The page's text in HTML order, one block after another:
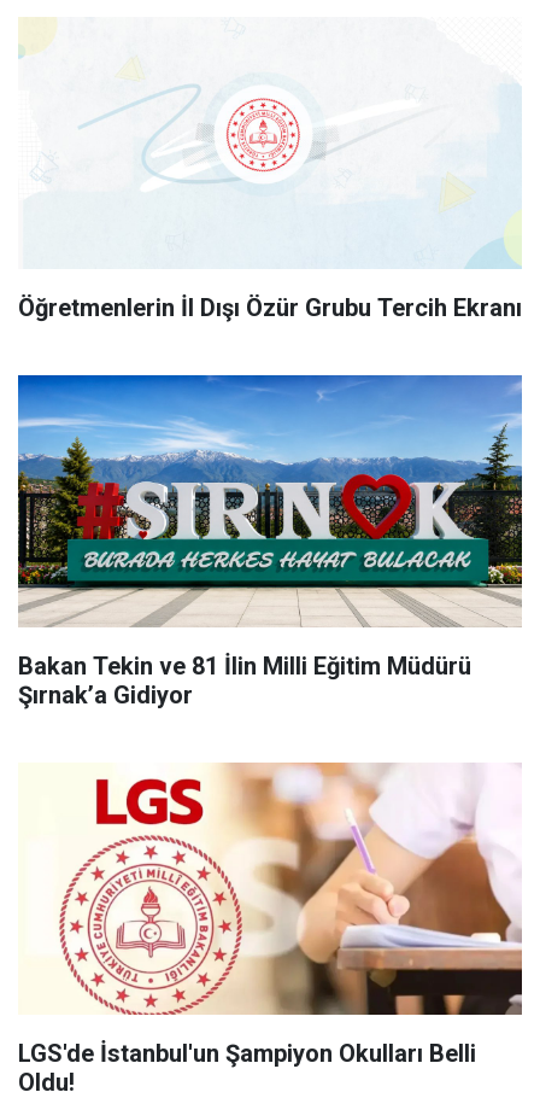
Öğretmenlerin İl Dışı Özür Grubu Tercih Ekranı
Bakan Tekin ve 81 İlin Milli Eğitim Müdürü
Şırnak’a Gidiyor
LGS'de İstanbul'un Şampiyon Okulları Belli
Oldu!